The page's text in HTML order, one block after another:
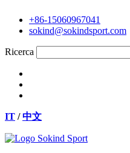
contenuto
+86-15060967041
sokind@sokindsport.com
Ricerca
IT /中文